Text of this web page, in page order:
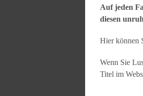
Auf jeden
diesen
Hier können
Wenn Sie
Titel im